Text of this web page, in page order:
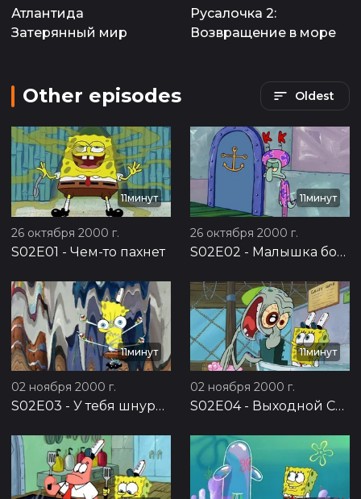
Атлантида
Затерянный мир
Русалочка 2:
Возвращение в море
Other episodes Oldest
11минут
26 октября 2000 г.
S02E01 - Чем-то пахнет
11минут
26 октября 2000 г.
S02E02 - Малышка босс
11минут
02 ноября 2000 г.
S02E03 - У тебя шнурки не завязаны
11минут
02 ноября 2000 г.
S02E04- Выходной Сквида